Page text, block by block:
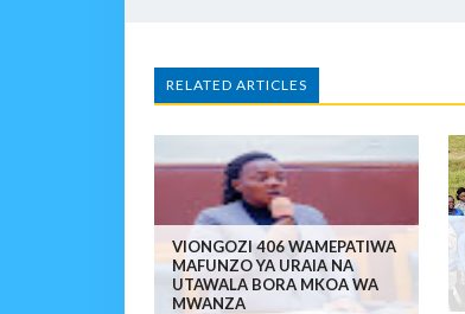
RELATED ARTICLES
VIONGOZI 406 WAMEPATIWA
MAFUNZO YA URAIA NA
UTAWALA BORA MKOA WA
MWANZA